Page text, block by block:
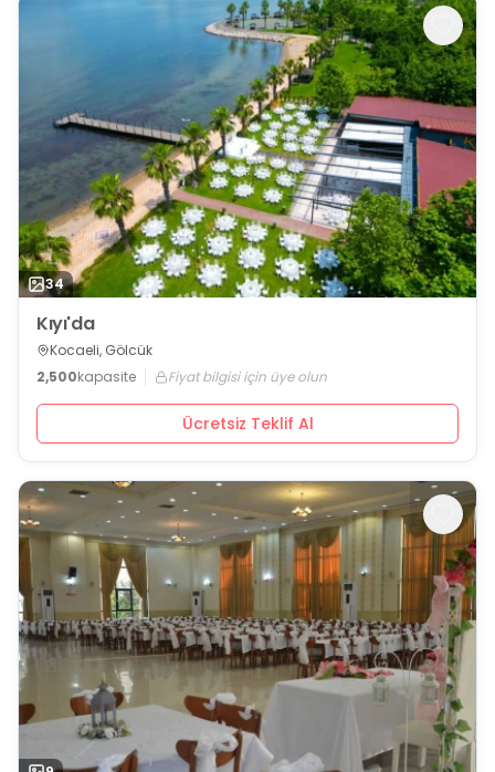
34
Kıyı'da
Kocaeli, Gölcük
2,500kapasite Fiyat bilgisi için üye olun
Ücretsiz Teklif Al